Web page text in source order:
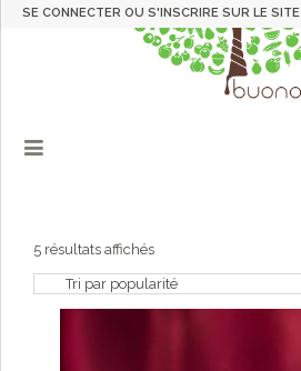
SE CONNECTER OU S'INSCRIRE SUR LE SITE
5 résultats affichésTrié
par
popularité